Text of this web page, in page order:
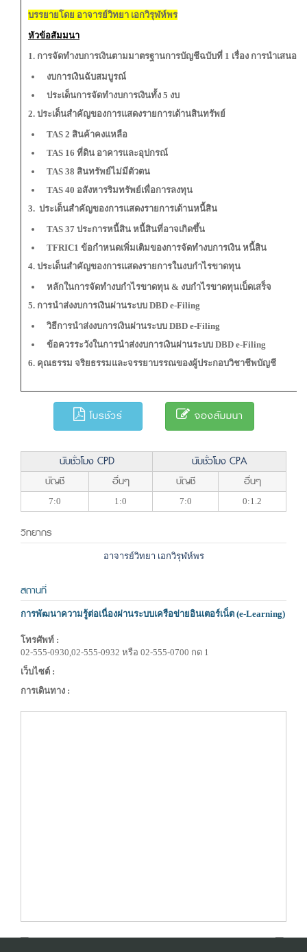
บรรยายโดย อาจารย์วิทยา เอกวิรุฬห์พร
หัวข้อสัมมนา
1. การจัดทำงบการเงินตามมาตรฐานการบัญชีฉบับที่ 1 เรื่อง การนำเสนองบ
งบการเงินฉับสมบูรณ์
ประเด็นการจัดทำงบการเงินทั้ง 5 งบ
2. ประเด็นสำคัญของการแสดงรายการเด้านสินทรัพย์
TAS 2 สินค้าคงแหลือ
TAS 16 ที่ดิน อาคารและอุปกรณ์
TAS 38 สินทรัพย์ไม่มีตัวตน
TAS 40 อสังหารริมทรัพย์เพื่อการลงทุน
3. ประเด็นสำคัญของการแสดงรายการเด้านหนี้สิน
TAS 37 ประการหนี้สิน หนี้สินที่อาจเกิดขึ้น
TFRIC1 ข้อกำหนดเพิ่มเติมของการจัดทำงบการเงิน หนี้สิน
4. ประเด็นสำคัญของการแสดงรายการในงบกำไรขาดทุน
หลักในการจัดทำงบกำไรขาดทุน & งบกำไรขาดทุนเบ็ดเสร็จ
5. การนำส่งงบการเงินผ่านระบบ DBD e-Filing
วิธีการนำส่งงบการเงินผ่านระบบ DBD e-Filing
ข้อควรระวังในการนำส่งงบการเงินผ่านระบบ DBD e-Filing
6. คุณธรรม จริยธรรมและจรรยาบรรณของผู้ประกอบวิชาชีพบัญชี
โบรชัวร์ จองสัมมนา
นับชั่วโมง CPD
นับชั่วโมง CPA
บัญชี
อื่นๆ บัญชี อื่นๆ
7:0 1:0 7:0 0:1.2
วิทยากร
อาจารย์วิทยา เอกวิรุฬห์พร
สถานที่
การพัฒนาความรู้ต่อเนื่องผ่านระบบเครือข่ายอินเตอร์เน็ต (e-Learning)
โทรศัพท์ :
02-555-0930,02-555-0932 หรือ 02-555-0700 กด 1
เว็บไซต์ :
การเดินทาง :